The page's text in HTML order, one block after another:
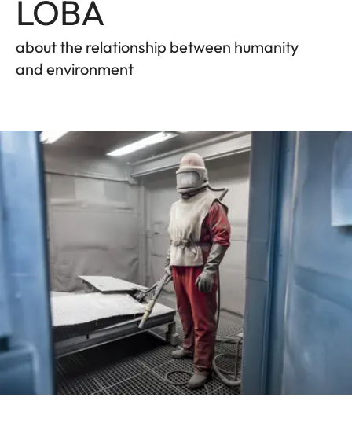
LOBA
about the relationship between humanity
and environment